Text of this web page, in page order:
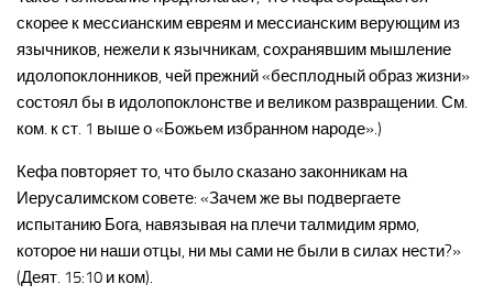
скорее к мессианским евреям и мессианским верующим из
язычников, нежели к язычникам, сохранявшим мышление
идолопоклонников, чей прежний «бесплодный образ жизни»
состоял бы в идолопоклонстве и великом развращении. См.
ком. к ст. 1 выше о «Божьем избранном народе».)
Кефа повторяет то, что было сказано законникам на
Иерусалимском совете: «Зачем же вы подвергаете
испытанию Бога, навязывая на плечи талмидим ярмо,
которое ни наши отцы, ни мы сами не были в силах нести?»
(Деят. 15:10 и ком).